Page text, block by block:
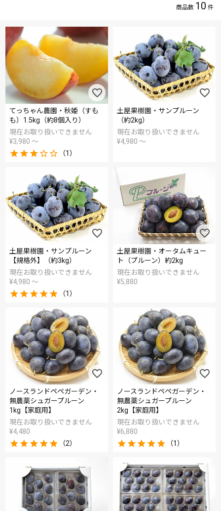
10
てっちゃん農園・秋姫（すも
も）1.5kg（約8個入り）
現在お取り扱いできません
¥3,980 〜
（1）
土屋果樹園・サンプルーン
（約2kg）
現在お取り扱いできません
¥4,980 〜
土屋果樹園・サンプルーン
【規格外】（約3kg）
現在お取り扱いできません
¥4,980 〜
（1）
土屋果樹園・オータムキュー
ト（プルーン）約2kg
現在お取り扱いできません
¥5,880
ノースランドペペガーデン・
無農薬シュガープルーン
1kg【家庭用】
現在お取り扱いできません
¥4,480
（2）
ノースランドペペガーデン・
無農薬シュガープルーン
2kg【家庭用】
現在お取り扱いできません
¥6,880
（1）